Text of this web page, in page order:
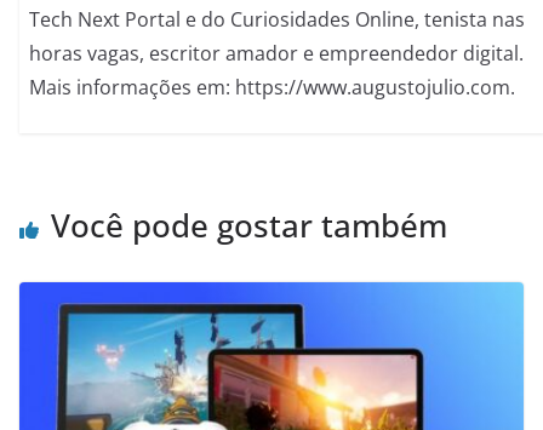
Tech Next Portal e do Curiosidades Online, tenista nas
horas vagas, escritor amador e empreendedor digital.
Mais informações em: https://www.augustojulio.com.
Você pode gostar também